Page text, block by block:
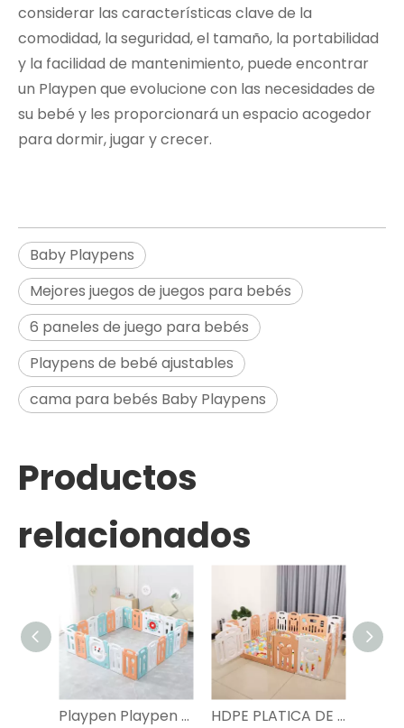
considerar las características clave de la
comodidad, la seguridad, el tamaño, la portabilidad
y la facilidad de mantenimiento, puede encontrar
un Playpen que evolucione con las necesidades de
su bebé y les proporcionará un espacio acogedor
para dormir, jugar y crecer.
Baby Playpens
Mejores juegos de juegos para bebés
6 paneles de juego para bebés
Playpens de bebé ajustables
cama para bebés Baby Playpens
Productos
relacionados
Playpen Playpen Playground plegable Playpen de la cerca de plástico para niños HDPE PLATICA DE SEGURIDAD DE SEGURIDAD PLATAMENTE PLACA BEBEN con puerta interior